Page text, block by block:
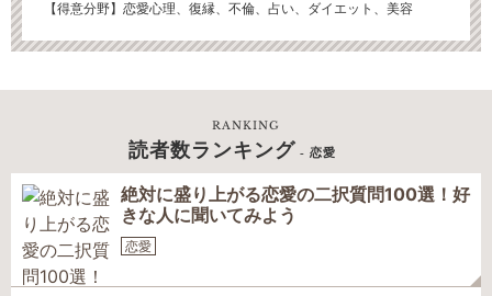
【得意分野】恋愛心理、復縁、不倫、占い、ダイエット、美容
RANKING
読者数ランキング - 恋愛
絶対に盛り上がる恋愛の二択質問100選！好
きな人に聞いてみよう
恋愛